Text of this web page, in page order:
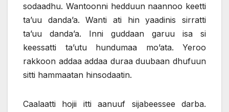
sodaadhu. Wantoonni hedduun naannoo keetti
ta’uu danda’a. Wanti ati hin yaadinis sirratti
ta’uu danda’a. Inni guddaan garuu isa si
keessatti ta’utu hundumaa mo’ata. Yeroo
rakkoon addaa addaa duraa duubaan dhufuun
sitti hammaatan hinsodaatin.
Caalaatti hojii itti aanuuf sijabeessee darba.